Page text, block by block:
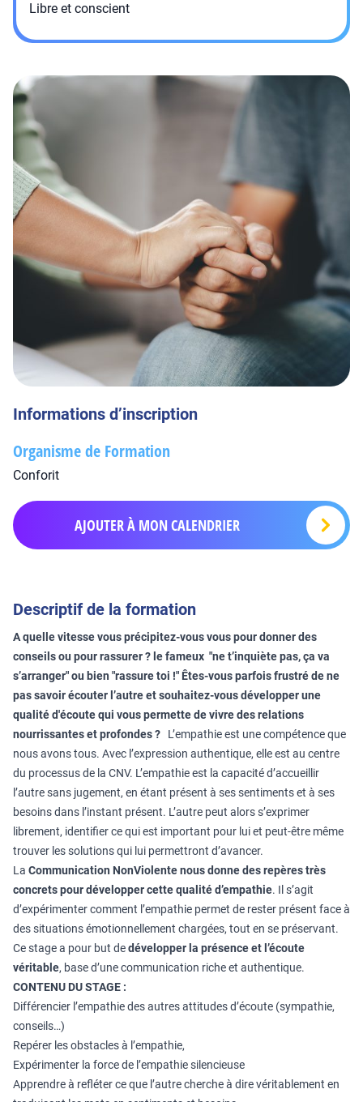
Libre et conscient
Informations d’inscription
Organisme de Formation
Conforit
AJOUTER À MON CALENDRIER
Descriptif de la formation
A quelle vitesse vous précipitez-vous vous pour donner des
conseils ou pour rassurer ? le fameux "ne t’inquiète pas, ça va
s’arranger" ou bien "rassure toi !" Êtes-vous parfois frustré de ne
pas savoir écouter l’autre et souhaitez-vous développer une
qualité d'écoute qui vous permette de vivre des relations
nourrissantes et profondes ? L’empathie est une compétence que
nous avons tous. Avec l’expression authentique, elle est au centre
du processus de la CNV. L’empathie est la capacité d’accueillir
l’autre sans jugement, en étant présent à ses sentiments et à ses
besoins dans l’instant présent. L’autre peut alors s’exprimer
librement, identifier ce qui est important pour lui et peut-être même
trouver les solutions qui lui permettront d’avancer.
La Communication NonViolentenous donne des repères très
concrets pour développer cette qualité d’empathie. Il s’agit
d’expérimenter comment l’empathie permet de rester présent face à
des situations émotionnellement chargées, tout en se préservant.
Ce stage a pour but dedévelopper la présence et l’écoute
véritable, base d’une communication riche et authentique.
CONTENU DU STAGE :
Différencier l’empathie des autres attitudes d’écoute (sympathie,
conseils…)
Repérer les obstacles à l’empathie,
Expérimenter la force de l’empathie silencieuse
Apprendre à refléter ce que l’autre cherche à dire véritablement en